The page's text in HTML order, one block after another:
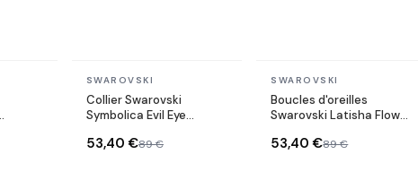
En stock
SWAROVSKI
Collier Swarovski
Symbolica Evil Eye
or rose cristaux
53,40 €89 €
En stock
SWAROVSKI
Boucles d'oreilles
Swarovski Latisha Flower
cristaux noirs et perles
53,40 €89 €